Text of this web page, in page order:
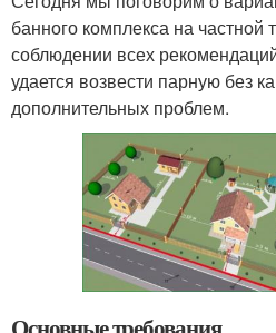
банного комплекса на частной
соблюдении всех
удается возвести парную без
дополнительных проблем.